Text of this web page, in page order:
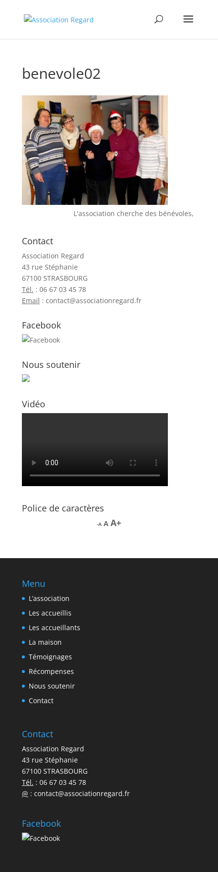
benevole02
L'association cherche des bénévoles, merci
Contact
Association Regard
43 rue Stéphanie
67100 STRASBOURG
Tél. : 06 67 03 45 78
Email : contact@associationregard.fr
Facebook
Nous soutenir
Vidéo
Police de caractères
ADecrease
AReset
AIncrease
Menu
L’association
Les accueillis
Les accueillants
La maison
Témoignages
Récompenses
Nous soutenir
Contact
Contact
Association Regard
43 rue Stéphanie
67100 STRASBOURG
Tél. : 06 67 03 45 78
@ : contact@associationregard.fr
Facebook